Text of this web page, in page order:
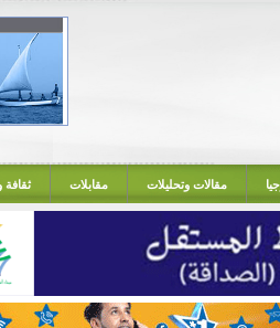
مقالات وتحليلات مقابلات ثقافة